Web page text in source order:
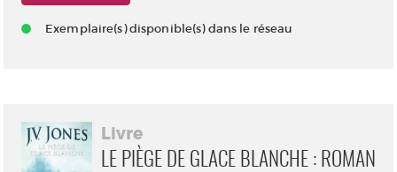
Exemplaire(s) disponible(s) dans le réseau
Livre
LE PIÈGE DE GLACE BLANCHE : ROMAN